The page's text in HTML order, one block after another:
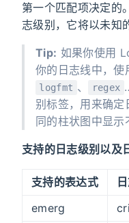
第一个匹配项决定的
志级别，它将以未知
Tip: 如果你使用
你的日志线中，使
logfmt 、 regex
别标签，用来确定
同的柱状图中显示
支持的日志级别以及
支持的表达式
emerg